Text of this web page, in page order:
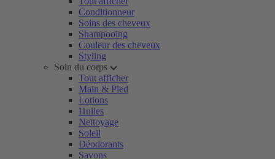
Conditionneur
Soins des cheveux
Shampooing
Couleur des cheveux
Styling
Soin du corps
Tout afficher
Main & Pied
Lotions
Huiles
Nettoyage
Soleil
Déodorants
Savons